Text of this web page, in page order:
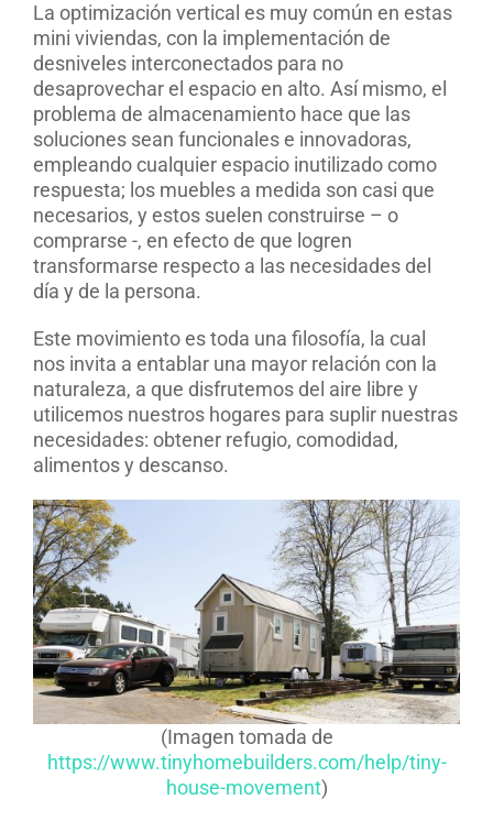
La optimización vertical es muy común en estas
mini viviendas, con la implementación de
desniveles interconectados para no
desaprovechar el espacio en alto. Así mismo, el
problema de almacenamiento hace que las
soluciones sean funcionales e innovadoras,
empleando cualquier espacio inutilizado como
respuesta; los muebles a medida son casi que
necesarios, y estos suelen construirse – o
comprarse -, en efecto de que logren
transformarse respecto a las necesidades del
día y de la persona.
Este movimiento es toda una filosofía, la cual
nos invita a entablar una mayor relación con la
naturaleza, a que disfrutemos del aire libre y
utilicemos nuestros hogares para suplir nuestras
necesidades: obtener refugio, comodidad,
alimentos y descanso.
(Imagen tomada de
https://www.tinyhomebuilders.com/help/tiny-
house-movement)